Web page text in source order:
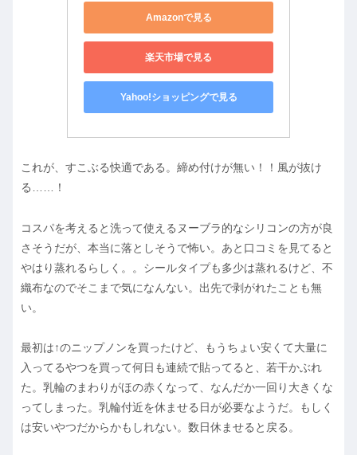
Amazonで見る
楽天市場で見る
Yahoo!ショッピングで見る
これが、すこぶる快適である。締め付けが無い！！風が抜け
る……！
コスパを考えると洗って使えるヌーブラ的なシリコンの方が良
さそうだが、本当に落としそうで怖い。あと口コミを見てると
やはり蒸れるらしく。。シールタイプも多少は蒸れるけど、不
織布なのでそこまで気になんない。出先で剥がれたことも無
い。
最初は↑のニップノンを買ったけど、もうちょい安くて大量に
入ってるやつを買って何日も連続で貼ってると、若干かぶれ
た。乳輪のまわりがほの赤くなって、なんだか一回り大きくな
ってしまった。乳輪付近を休ませる日が必要なようだ。もしく
は安いやつだからかもしれない。数日休ませると戻る。